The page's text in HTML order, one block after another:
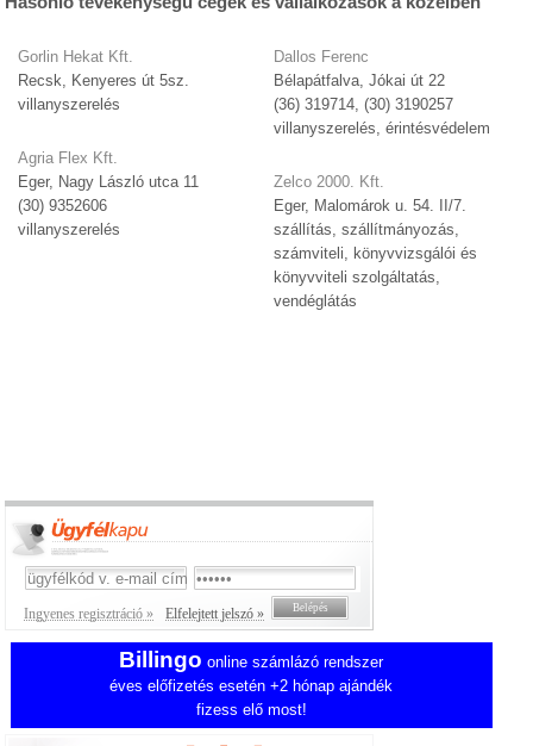
Gorlin Hekat Kft.
Recsk, Kenyeres út 5sz.
villanyszerelés
Agria Flex Kft.
Eger, Nagy László utca 11
(30) 9352606
villanyszerelés
Dallos Ferenc
Bélapátfalva, Jókai út 22
(36) 319714, (30) 3190257
villanyszerelés, érintésvédelem
Zelco 2000. Kft.
Eger, Malomárok u. 54. II/7.
szállítás, szállítmányozás,
számviteli, könyvvizsgálói és
könyvviteli szolgáltatás,
vendéglátás
Ingyenes regisztráció » Elfelejtett jelszó »
Billingo online számlázó rendszer
éves előfizetés esetén +2 hónap ajándék
fizess elő most!